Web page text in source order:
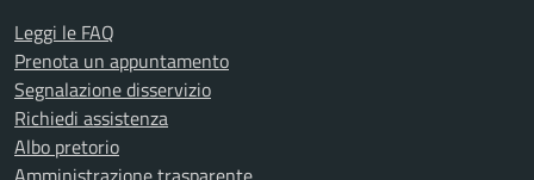
Leggi le FAQ
Prenota un appuntamento
Segnalazione disservizio
Richiedi assistenza
Albo pretorio